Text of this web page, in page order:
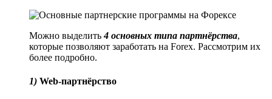
Можно выделить4 основных типа партнёрства,
которые позволяют заработать на Forex. Рассмотрим их
более подробно.
1) Web-партнёрство